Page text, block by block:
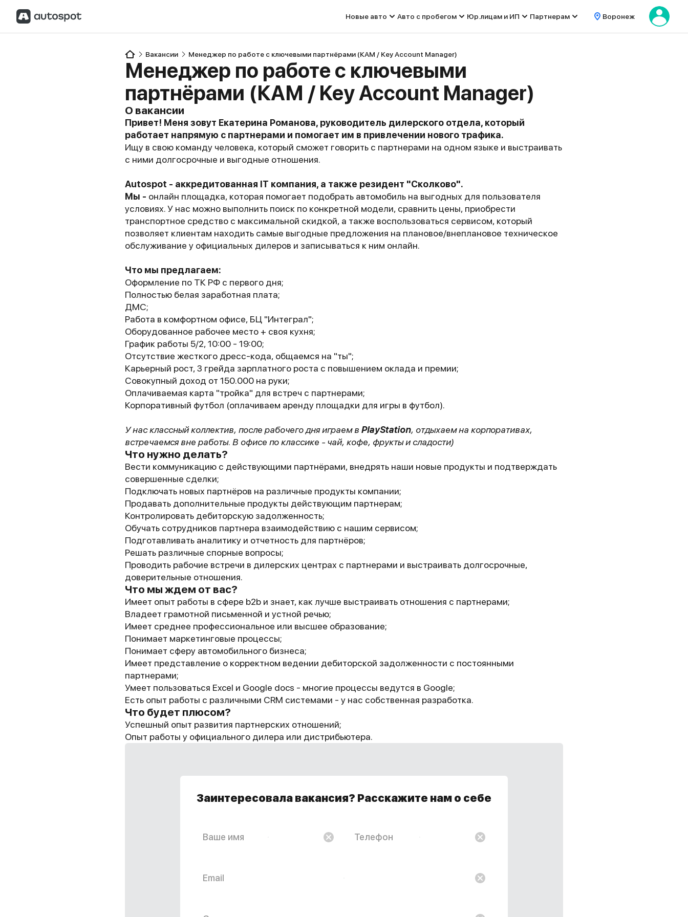
Новые авто Авто с пробегом Юр.лицам и ИП Партнерам Воронеж
Вакансии Менеджер по работе с ключевыми партнёрами (КАМ / Key Account Manager)
Менеджер по работе с ключевыми
партнёрами (КАМ / Key Account Manager)
О вакансии
Привет! Меня зовут Екатерина Романова, руководитель дилерского отдела, который
работает напрямую с партнерами и помогает им в привлечении нового трафика.
Ищу в свою команду человека, который сможет говорить с партнерами на одном языке и выстраивать
с ними долгосрочные и выгодные отношения.
Autospot - аккредитованная IT компания, а также резидент "Сколково".
Мы - онлайн площадка, которая помогает подобрать автомобиль на выгодных для пользователя
условиях. У нас можно выполнить поиск по конкретной модели, сравнить цены, приобрести
транспортное средство с максимальной скидкой, а также воспользоваться сервисом, который
позволяет клиентам находить самые выгодные предложения на плановое/внеплановое техническое
обслуживание у официальных дилеров и записываться к ним онлайн.
Что мы предлагаем:
Оформление по ТК РФ с первого дня;
Полностью белая заработная плата;
ДМС;
Работа в комфортном офисе, БЦ "Интеграл";
Оборудованное рабочее место + своя кухня;
График работы 5/2, 10:00 - 19:00;
Отсутствие жесткого дресс-кода, общаемся на "ты";
Карьерный рост, 3 грейда зарплатного роста с повышением оклада и премии;
Совокупный доход от 150.000 на руки;
Оплачиваемая карта "тройка" для встреч с партнерами;
Корпоративный футбол (оплачиваем аренду площадки для игры в футбол).
У нас классный коллектив, после рабочего дня играем в PlayStation, отдыхаем на корпоративах,
встречаемся вне работы. В офисе по классике - чай, кофе, фрукты и сладости)
Что нужно делать?
Вести коммуникацию с действующими партнёрами, внедрять наши новые продукты и подтверждать
совершенные сделки;
Подключать новых партнёров на различные продукты компании;
Продавать дополнительные продукты действующим партнерам;
Контролировать дебиторскую задолженность;
Обучать сотрудников партнера взаимодействию с нашим сервисом;
Подготавливать аналитику и отчетность для партнёров;
Решать различные спорные вопросы;
Проводить рабочие встречи в дилерских центрах с партнерами и выстраивать долгосрочные,
доверительные отношения.
Что мы ждем от вас?
Имеет опыт работы в сфере b2b и знает, как лучше выстраивать отношения с партнерами;
Владеет грамотной письменной и устной речью;
Имеет среднее профессиональное или высшее образование;
Понимает маркетинговые процессы;
Понимает сферу автомобильного бизнеса;
Имеет представление о корректном ведении дебиторской задолженности с постоянными
партнерами;
Умеет пользоваться Excel и Google docs - многие процессы ведутся в Google;
Есть опыт работы с различными CRM системами - у нас собственная разработка.
Что будет плюсом?
Успешный опыт развития партнерских отношений;
Опыт работы у официального дилера или дистрибьютера.
Заинтересовала вакансия? Расскажите нам о себе
Ваше имя Телефон
Email